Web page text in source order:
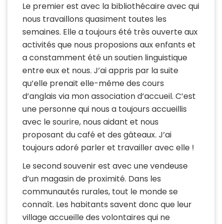
Le premier est avec la bibliothécaire avec qui
nous travaillons quasiment toutes les
semaines. Elle a toujours été très ouverte aux
activités que nous proposions aux enfants et
a constamment été un soutien linguistique
entre eux et nous. J’ai appris par la suite
qu’elle prenait elle-même des cours
d’anglais via mon association d’accueil. C’est
une personne qui nous a toujours accueillis
avec le sourire, nous aidant et nous
proposant du café et des gâteaux. J’ai
toujours adoré parler et travailler avec elle !
Le second souvenir est avec une vendeuse
d’un magasin de proximité. Dans les
communautés rurales, tout le monde se
connaît. Les habitants savent donc que leur
village accueille des volontaires qui ne